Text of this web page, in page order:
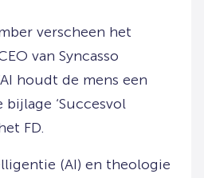
verscheen het
van Syncasso
houdt de mens een
bijlage ‘Succesvol
FD.
(AI) en theologie